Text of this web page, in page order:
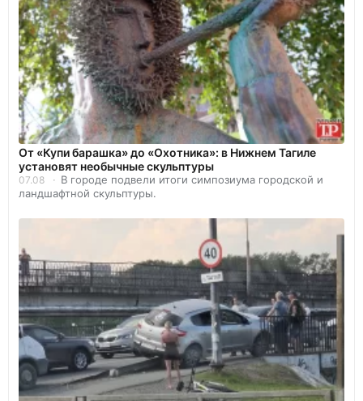
От «Купи барашка» до «Охотника»: в Нижнем Тагиле
установят необычные скульптуры
07.08
В городе подвели итоги симпозиума городской и
ландшафтной скульптуры.